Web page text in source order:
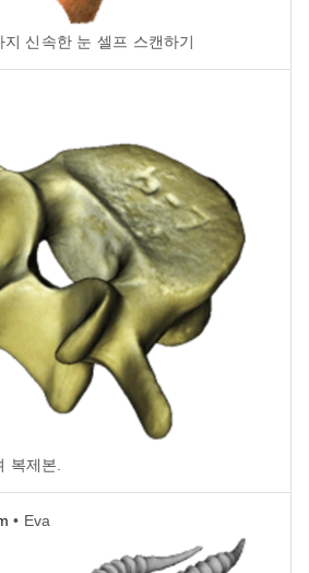
신속한 눈 셀프 스캔하기
복제본.
• Eva